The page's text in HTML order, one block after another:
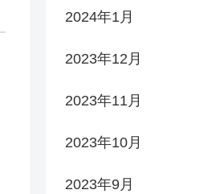
2024年1月
2023年12月
2023年11月
2023年10月
2023年9月